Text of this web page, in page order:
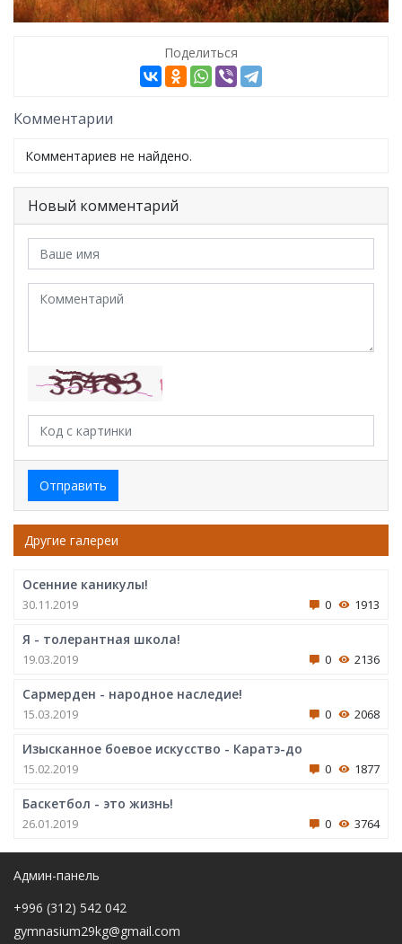
Поделиться
Комментарии
Комментариев не найдено.
Новый комментарий
Отправить
Другие галереи
Осенние каникулы!
30.11.2019 0 1913
Я - толерантная школа!
19.03.2019 0 2136
Сармерден - народное наследие!
15.03.2019 0 2068
Изысканное боевое искусство - Каратэ-до
15.02.2019 0 1877
Баскетбол - это жизнь!
26.01.2019 0 3764
Админ-панель
+996 (312) 542 042
gymnasium29kg@gmail.com